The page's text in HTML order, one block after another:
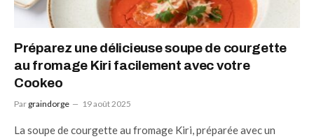
Préparez une délicieuse soupe de courgette
au fromage Kiri facilement avec votre
Cookeo
Par graindorge 19 août 2025
La soupe de courgette au fromage Kiri, préparée avec un